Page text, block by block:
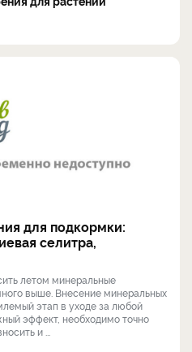
для подкормки:
селитра,
летом минеральные
выше. Внесение минеральных
этап в уходе за любой
эффект, необходимо точно
и ...